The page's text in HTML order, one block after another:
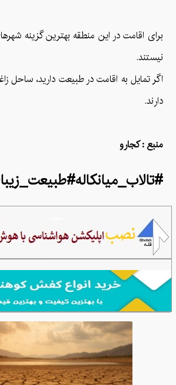
برای اقامت در این منطقه بهترین گزینه
نیستند.
اگر تمایل به اقامت در طبیعت دارید، ساحل
دارند.
منبع : کجارو